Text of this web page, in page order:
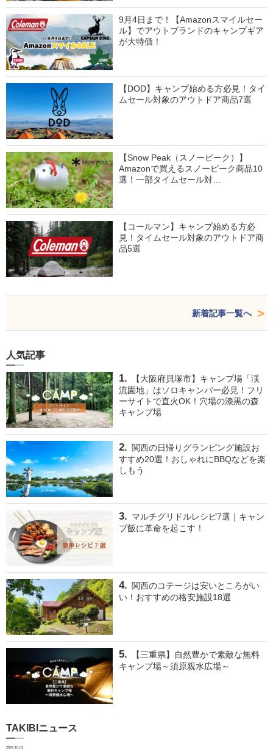
9月4日まで！【Amazonスマイルセー
ル】でアウトブランドのキャンプギア
が大特価！
【DOD】キャンプ始める方必見！タイ
ムセール対象のアウトドア商品7選
【Snow Peak（スノーピーク）】
Amazonで買えるスノーピーク商品10
選！一部タイムセール対…
【コールマン】キャンプ始める方必
見！タイムセール対象のアウトドア商
品5選
新着記事一覧へ
人気記事
【大阪府貝塚市】キャンプ場「渓
流園地」はソロキャンパー必見！フリ
ーサイトで直火OK！穴場の漆黒の森
キャンプ場
関西の日帰りグランピング施設お
すすめ20選！おしゃれにBBQなどを楽
しもう
マルチグリドルレシピ7選｜キャン
プ飯に革命を起こす！
関西のコテージは安いところがい
い！おすすめの格安施設18選
【三重県】自然豊かで素敵な無料
キャンプ場～須原親水広場～
TAKIBIニュース
2024.10.01